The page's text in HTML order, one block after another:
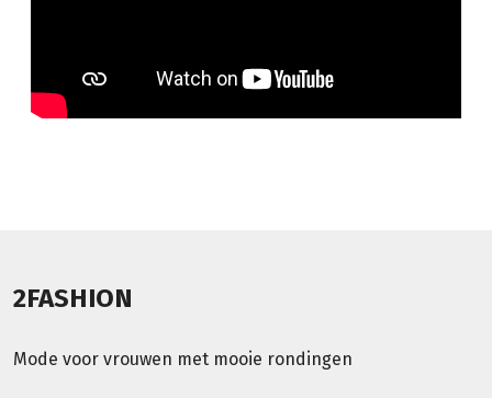
2FASHION
Mode voor vrouwen met mooie rondingen